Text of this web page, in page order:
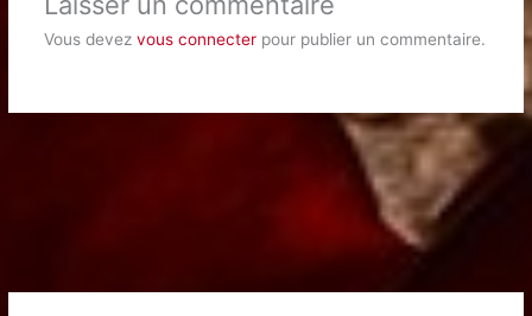
Vous devez vous connecterpour publier un commentaire.